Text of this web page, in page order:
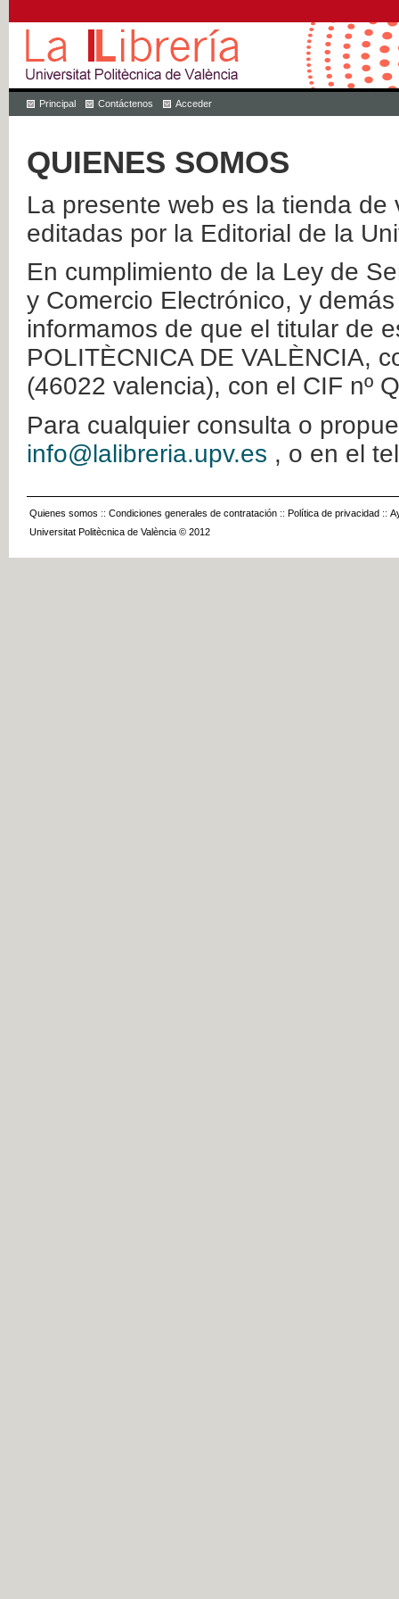
Principal Contáctenos Acceder
QUIENES SOMOS
La presente web es la tienda
editadas por la Editorial de la
En cumplimiento de la Ley de
y Comercio Electrónico, y
informamos de que el titular de
POLITÈCNICA DE VALÈNCIA,
(46022 valencia), con el CIF nº
Para cualquier consulta o
info@lalibreria.upv.es , o en el
Quienes somos :: Condiciones generales de contratación :: Política de privacidad ::
Universitat Politècnica de València © 2012